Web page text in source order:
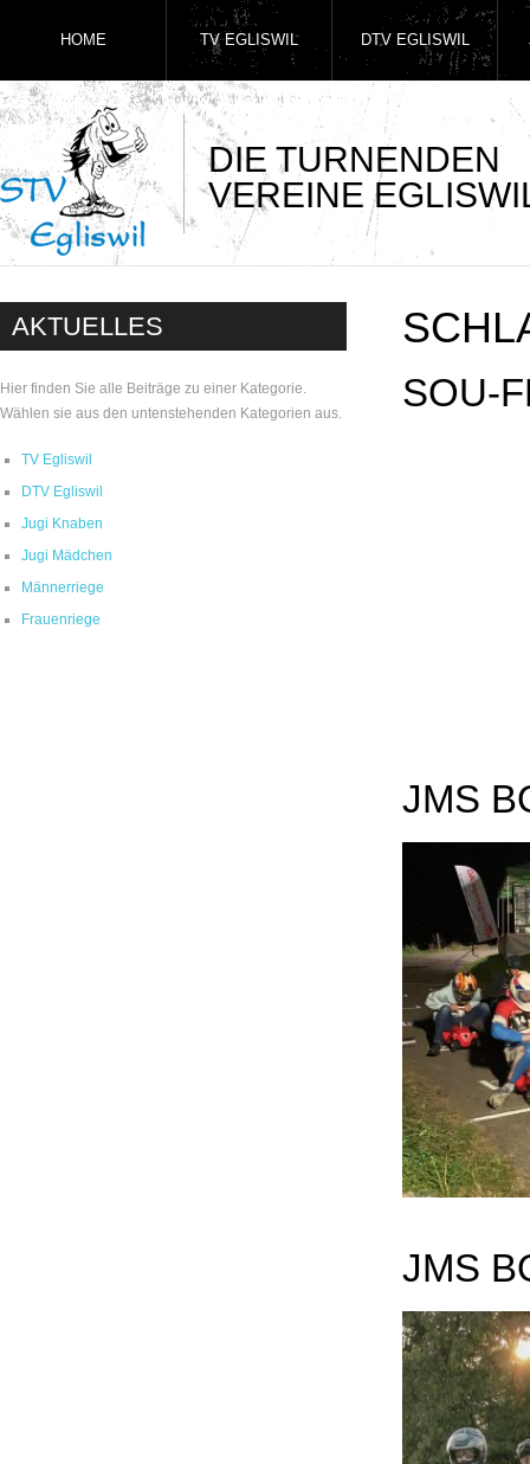
DIE TURNENDEN
VEREINE
HOME TV EGLISWIL DTV EGLISWIL
AKTUELLES
Hier finden Sie alle Beiträge zu einer Kategorie.
Wählen sie aus den untenstehenden Kategorien aus.
TV Egliswil
DTV Egliswil
Jugi Knaben
Jugi Mädchen
Männerriege
Frauenriege
SOU-
JMS
JMS